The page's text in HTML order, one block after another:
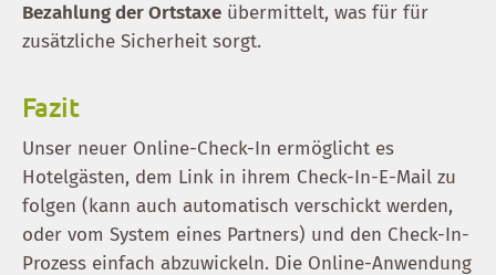
Bezahlung der Ortstaxe übermittelt, was für für
zusätzliche Sicherheit sorgt.
Fazit
Unser neuer Online-Check-In ermöglicht es
Hotelgästen, dem Link in ihrem Check-In-E-Mail zu
folgen (kann auch automatisch verschickt werden,
oder vom System eines Partners) und den Check-In-
Prozess einfach abzuwickeln. Die Online-Anwendung